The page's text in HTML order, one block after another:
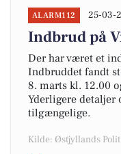
ALARM112 25-03-
Indbrud på
Der har været et
Indbruddet fandt
8. marts kl. 12.00
Yderligere detaljer
tilgængelige.
Kilde: Østjyllands